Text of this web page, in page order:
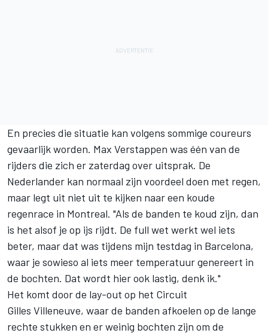
En precies die situatie kan volgens sommige coureurs
gevaarlijk worden. Max Verstappen was één van de
rijders die zich er zaterdag over uitsprak. De
Nederlander kan normaal zijn voordeel doen met regen,
maar legt uit niet uit te kijken naar een koude
regenrace in Montreal. "Als de banden te koud zijn, dan
is het alsof je op ijs rijdt. De full wet werkt wel iets
beter, maar dat was tijdens mijn testdag in Barcelona,
waar je sowieso al iets meer temperatuur genereert in
de bochten. Dat wordt hier ook lastig, denk ik."
Het komt door de lay-out op het Circuit
Gilles Villeneuve, waar de banden afkoelen op de lange
rechte stukken en er weinig bochten zijn om de